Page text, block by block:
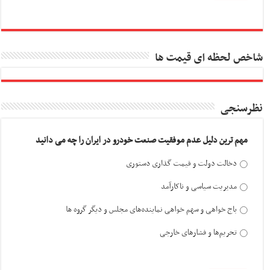
شاخص لحظه ای قیمت ها
نظرسنجی
مهم ترین دلیل عدم موفقیت صنعت خودرو در ایران را چه می دانید
دخالت دولت و قیمت گذاری دستوری
مدیریت سیاسی و ناکارآمد
باج خواهی و سهم خواهی نماینده‌های مجلس و دیگر گروه ها
تحریم‌ها و فشارهای خارجی